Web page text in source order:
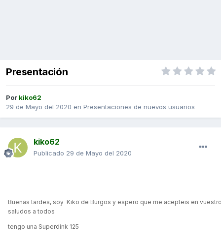
Presentación
Por kiko62
29 de Mayo del 2020 en Presentaciones de nuevos usuarios
kiko62
Publicado 29 de Mayo del 2020
Buenas tardes, soy Kiko de Burgos y espero que me acepteis en
saludos a todos
tengo una Superdink 125